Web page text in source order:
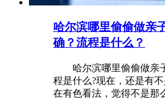
哈尔滨哪里偷偷做亲
确？流程是什么？
哈尔滨哪里偷偷做亲
程是什么?现在，还是有
在有色看法，觉得不是那